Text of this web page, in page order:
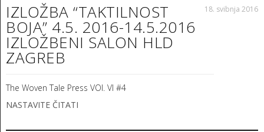
IZLOŽBA “TAKTILNOST
BOJA” 4.5. 2016-14.5.2016
IZLOŽBENI SALON HLD
ZAGREB
18. svibnja 2016
The Woven Tale Press VOI. VI #4
NASTAVITE ČITATI